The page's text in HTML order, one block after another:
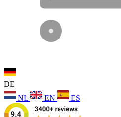
DE
NL
EN ES